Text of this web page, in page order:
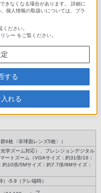
センサー、1/2.3型
6枚〈非球面レンズ5枚〉）
学ズーム対応）、プレシジョンデジタル
ートズーム（VGAサイズ：約31倍/16：
約10倍/5Mサイズ：約7.7倍/8Mサイズ：
）-5.9（テレ端時）
きなくなる場合があります。 詳細に
個人情報の取扱いについては、プラ
ください。
シー をご覧ください。
する
れる